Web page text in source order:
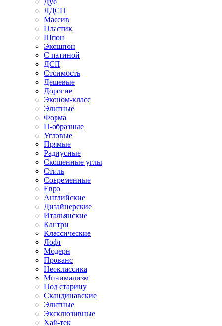
Дуб
ЛДСП
Массив
Пластик
Шпон
Экошпон
С патиной
ДСП
Стоимость
Дешевые
Дорогие
Эконом-класс
Элитные
Форма
П-образные
Угловые
Прямые
Радиусные
Скошенные углы
Стиль
Современные
Евро
Английские
Дизайнерские
Итальянские
Кантри
Классические
Лофт
Модерн
Прованс
Неоклассика
Минимализм
Под старину
Скандинавские
Элитные
Эксклюзивные
Хай-тек